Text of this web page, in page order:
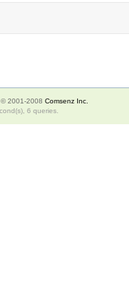
© 2001-2008Comsenz Inc.
6 queries.